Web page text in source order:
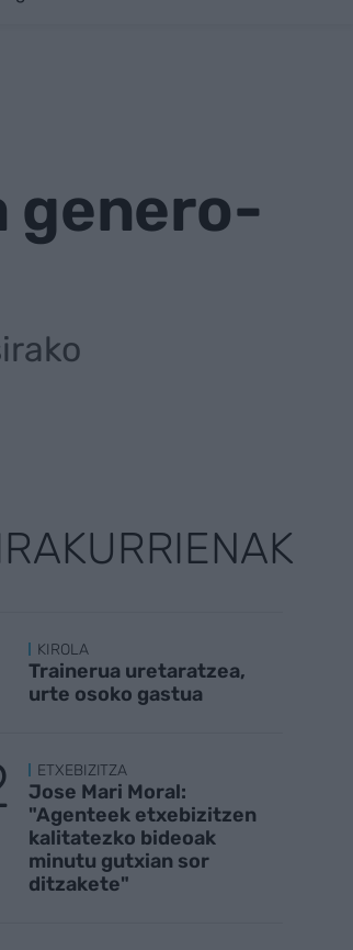
genero-
KIROLA
Trainerua uretaratzea,
urte osoko gastua
ETXEBIZITZA
Jose Mari Moral:
"Agenteek etxebizitzen
kalitatezko bideoak
minutu gutxian sor
ditzakete"